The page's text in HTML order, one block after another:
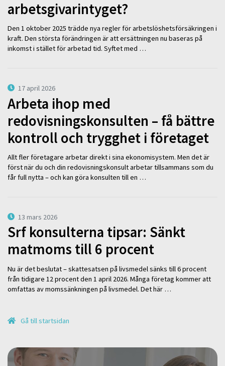
arbetsgivarintyget?
Den 1 oktober 2025 trädde nya regler för arbetslöshetsförsäkringen i
kraft. Den största förändringen är att ersättningen nu baseras på
inkomst i stället för arbetad tid. Syftet med …
17 april 2026
Arbeta ihop med
redovisningskonsulten – få bättre
kontroll och trygghet i företaget
Allt fler företagare arbetar direkt i sina ekonomisystem. Men det är
först när du och din redovisningskonsult arbetar tillsammans som du
får full nytta – och kan göra konsulten till en …
13 mars 2026
Srf konsulterna tipsar: Sänkt
matmoms till 6 procent
Nu är det beslutat – skattesatsen på livsmedel sänks till 6 procent
från tidigare 12 procent den 1 april 2026. Många företag kommer att
omfattas av momssänkningen på livsmedel. Det här …
Gå till startsidan